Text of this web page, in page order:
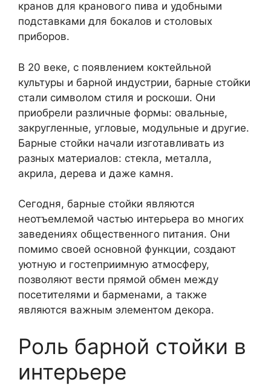
кранов для кранового пива и удобными
подставками для бокалов и столовых
приборов.
В 20 веке, с появлением коктейльной
культуры и барной индустрии, барные стойки
стали символом стиля и роскоши. Они
приобрели различные формы: овальные,
закругленные, угловые, модульные и другие.
Барные стойки начали изготавливать из
разных материалов: стекла, металла,
акрила, дерева и даже камня.
Сегодня, барные стойки являются
неотъемлемой частью интерьера во многих
заведениях общественного питания. Они
помимо своей основной функции, создают
уютную и гостеприимную атмосферу,
позволяют вести прямой обмен между
посетителями и барменами, а также
являются важным элементом декора.
Роль барной стойки в
интерьере